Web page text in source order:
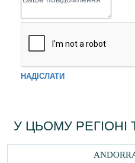
НАДІСЛАТИ
У ЦЬОМУ